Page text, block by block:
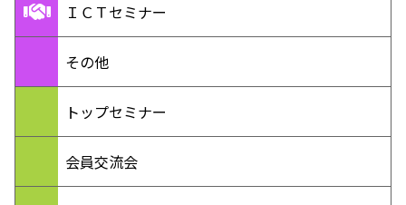
ＩＣＴセミナー
その他
トップセミナー
会員交流会